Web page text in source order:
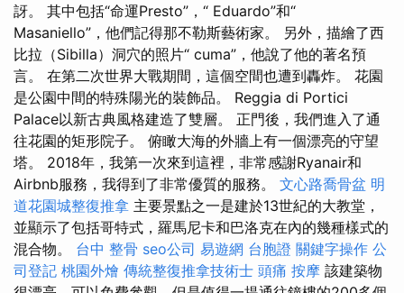
訝。 其中包括“命運Presto”，“ Eduardo”和“
Masaniello”，他們記得那不勒斯藝術家。 另外，描繪了西
比拉（Sibilla）洞穴的照片“ cuma”，他說了他的著名預
言。 在第二次世界大戰期間，這個空間也遭到轟炸。 花園
是公園中間的特殊陽光的裝飾品。 Reggia di Portici
Palace以新古典風格建造了雙層。 正門後，我們進入了通
往花園的矩形院子。 俯瞰大海的外牆上有一個漂亮的守望
塔。 2018年，我第一次來到這裡，非常感謝Ryanair和
Airbnb服務，我得到了非常優質的服務。 文心路喬骨盆 明
道花園城整復推拿 主要景點之一是建於13世紀的大教堂，
並顯示了包括哥特式，羅馬尼卡和巴洛克在內的幾種樣式的
混合物。 台中 整骨 seo公司 易遊網 台胞證 關鍵字操作 公
司登記 桃園外燴 傳統整復推拿技術士 頭痛 按摩 該建築物